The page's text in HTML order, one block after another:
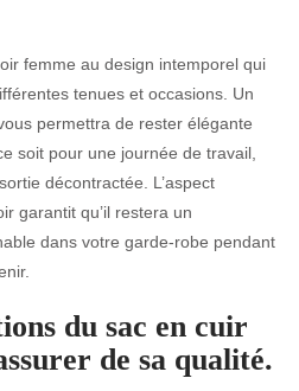
femme au design intemporel qui
tenues et occasions. Un
permettra de rester élégante
soit pour une journée de travail,
décontractée. L’aspect
garantit qu’il restera un
dans votre garde-robe pendant
du sac en cuir
de sa qualité.